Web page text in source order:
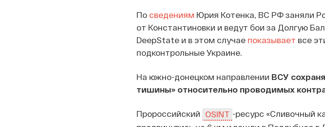
По сведениям Юрия Котенка, ВС РФ заняли
от Константиновки и ведут бои за Долгую
DeepState и в этом случае показывает все
подконтрольные Украине.
На южно-донецком направлении ВСУ
тишины» относительно проводимых
Пророссийский OSINT -ресурс «Сливочный